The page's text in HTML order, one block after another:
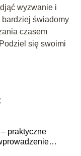
wyzwanie i
świadomy
czasem
się swoimi
praktyczne